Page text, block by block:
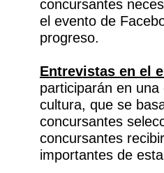
concursantes
el evento de
progreso.
Entrevistas en el
participarán en
cultura, que se
concursantes
concursantes
importantes de